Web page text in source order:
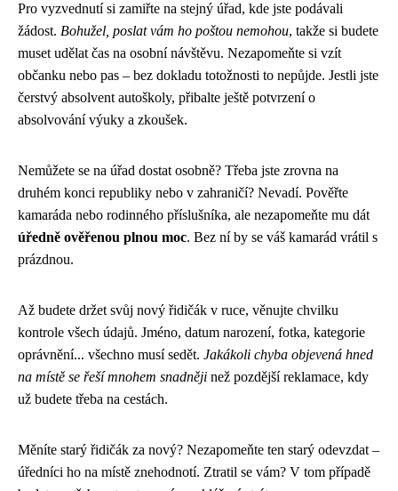
Pro vyzvednutí si zamiřte na stejný úřad, kde jste podávali
žádost. Bohužel, poslat vám ho poštou nemohou, takže si budete
muset udělat čas na osobní návštěvu. Nezapomeňte si vzít
občanku nebo pas – bez dokladu totožnosti to nepůjde. Jestli jste
čerstvý absolvent autoškoly, přibalte ještě potvrzení o
absolvování výuky a zkoušek.
Nemůžete se na úřad dostat osobně? Třeba jste zrovna na
druhém konci republiky nebo v zahraničí? Nevadí. Pověřte
kamaráda nebo rodinného příslušníka, ale nezapomeňte mu dát
úředně ověřenou plnou moc. Bez ní by se váš kamarád vrátil s
prázdnou.
Až budete držet svůj nový řidičák v ruce, věnujte chvilku
kontrole všech údajů. Jméno, datum narození, fotka, kategorie
oprávnění... všechno musí sedět. Jakákoli chyba objevená hned
na místě se řeší mnohem snadněji než pozdější reklamace, kdy
už budete třeba na cestách.
Měníte starý řidičák za nový? Nezapomeňte ten starý odevzdat –
úředníci ho na místě znehodnotí. Ztratil se vám? V tom případě